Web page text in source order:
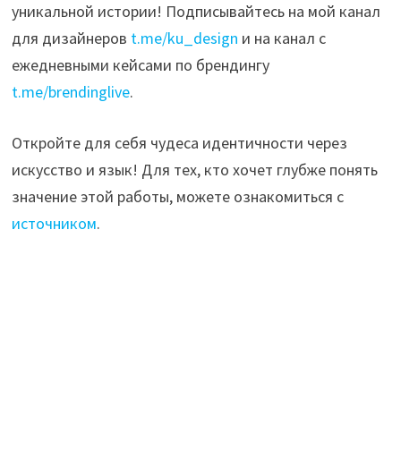
уникальной истории! Подписывайтесь на мой канал
для дизайнеров t.me/ku_design и на канал с
ежедневными кейсами по брендингу
t.me/brendinglive.
Откройте для себя чудеса идентичности через
искусство и язык! Для тех, кто хочет глубже понять
значение этой работы, можете ознакомиться с
источником.